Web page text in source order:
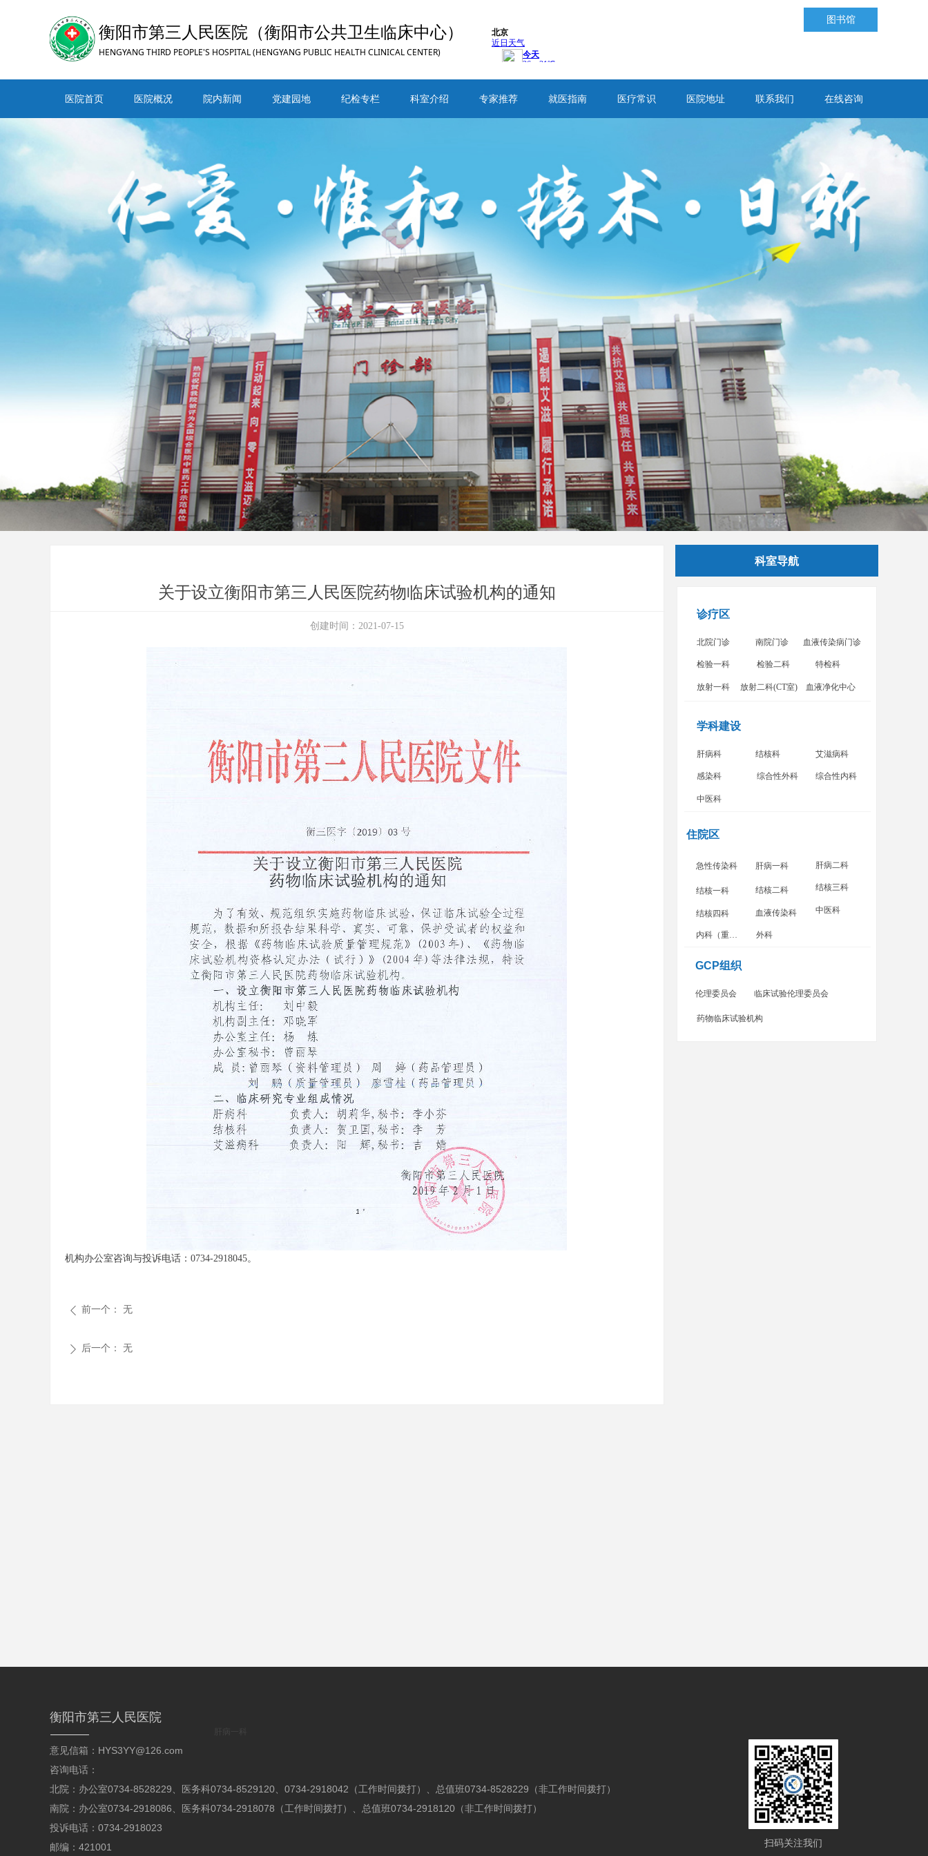
图书馆
医院首页 医院概况 院内新闻 党建园地 纪检专栏 科室介绍 专家推荐 就医指南 医疗常识 医院地址 联系我们 在线咨询
衡阳市第三人民医院（衡阳市公共卫生临床中心）
HENGYANG THIRD PEOPLE'S HOSPITAL (HENGYANG PUBLIC HEALTH CLINICAL CENTER)
关于设立衡阳市第三人民医院药物临床试验机构的通知
创建时间： 2021-07-15
机构办公室咨询与投诉电话：0734-2918045。
ꄴ 前一个： 无
ꄲ 后一个： 无
科室导航
北院门诊
诊疗区
南院门诊 血液传染病门诊
检验一科 检验二科 特检科
放射一科 放射二科(CT室) 血液净化中心
肝病科
学科建设
结核科 艾滋病科
感染科 综合性外科 综合性内科
中医科
住院区
肝病一科 肝病二科
结核一科 结核二科 结核三科
结核四科 血液传染科 中医科
内科（重症监护病房） 外科
伦理委员会
GCP组织
临床试验伦理委员会
药物临床试验机构
急性传染科
意见信箱：HYS3YY@126.com
咨询电话：
北院：办公室0734-8528229、医务科0734-8529120、0734-2918042（工作时间拨打）、 总值班0734-8528229（非工作时间拨打）
南院：办公室0734-2918086、医务科0734-2918078（工作时间拨打）、总值班0734-2918120（非工作时间拨打）
投诉电话：0734-2918023
邮编：421001
衡阳市第三人民医院
扫码关注我们